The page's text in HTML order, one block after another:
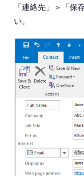
「連絡先」＞「保
い。